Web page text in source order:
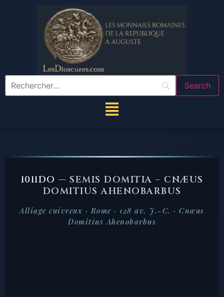
1011DO — SEMIS DOMITIA – CNÆUS
DOMITIUS AHENOBARBUS
Alliage cuivreux · Rome · 128 av. J.-C. · Cnæus
Domitius Ahenobarbus